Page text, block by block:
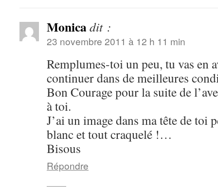
Monicadit :
23 novembre 2011 à 12 h 11 min
Remplumes-toi un peu, tu vas en
continuer dans de meilleures
Bon Courage pour la suite de
à toi.
J’ai un image dans ma tête de toi
blanc et tout craquelé !…
Bisous
Répondre